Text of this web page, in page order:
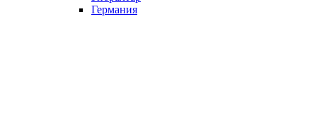
Германия